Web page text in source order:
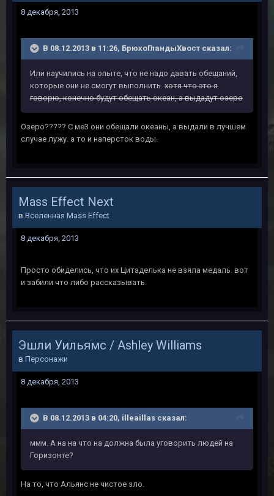
8 декабря, 2013
В 08.12.2013 в 11:26, БрюхоГландыХвост сказал:
Или научились на опыте, что не надо давать обещаний,
которые они не смогут выполнить. хотя что это я
говорю, конечно будут обещать океан, а выдадут озеро
Озеро????? С ме3 они обещали океаны, а выдали в лучшем
случае лужу. а то и наперсток воды.
Mass Effect Next
в Вселенная Mass Effect
8 декабря, 2013
Просто обиделись, что их Цитаделька не взяла медаль. вот
и забили что либо рассказывать.
Эшли Уильямс / Ashley Williams
в Персонажи
8 декабря, 2013
В 08.12.2013 в 04:20, illeaillas сказал:
ммм. А на на что на должна была уговорить людей на
Горизонте?
На то, что Альянс не чистое зло.